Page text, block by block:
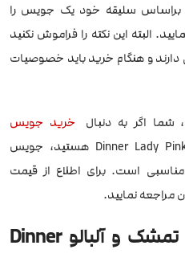
براساس سلیقه خود یک جویس را
البته این نکته را فراموش نکنید
دارند و هنگام خرید باید خصوصیات
شما اگر به دنبال خرید جویس
دینرلیدی تمشک و آلبالو Dinner Lady Pink Berry هستید، جویس
مناسبی است. برای اطلاع از قیمت
مراجعه نمایید.
خرید جویس دینرلیدی تمشک و آلبالو Dinner